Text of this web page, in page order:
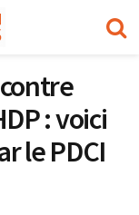
: voici
le PDCI